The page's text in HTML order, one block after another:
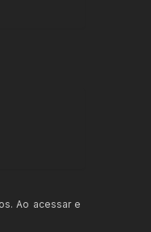
Ao acessar e